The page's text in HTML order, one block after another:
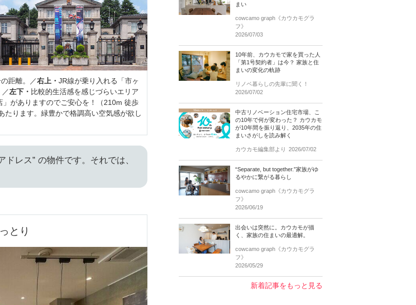
距離。／右上・ JR線が乗り入れる「市ヶ
左下・ 比較的生活感を感じづらいエリア
がありますのでご安心を！（210m 徒歩
たります。緑豊かで格調高い空気感が欲し
レス” の物件です。それでは、
とり
まい
cowcamo graph《カウカモグラ
フ》
2026/07/03
10年前、カウカモで家を買った人
「第1号契約者」は今？ 家族と住
まいの変化の軌跡
リノベ暮らしの先輩に聞く！
2026/07/02
中古リノベーション住宅市場、こ
の10年で何が変わった？ カウカモ
が10年間を振り返り、2035年の住
まいさがしを読み解く
カウカモ編集部より 2026/07/02
“Separate, but together.”家族がゆ
るやかに繋がる暮らし
cowcamo graph《カウカモグラ
フ》
2026/06/19
出会いは突然に。カウカモが描
く、家族の住まいの最適解。
cowcamo graph《カウカモグラ
フ》
2026/05/29
新着記事をもっと見る